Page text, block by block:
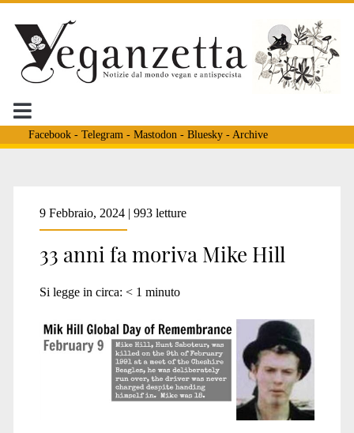
Facebook- Telegram - Mastodon - Bluesky- Archive
Tag:
<span>hunt
saboteur</span>
9 Febbraio, 2024 | 993 letture
33 anni fa moriva Mike Hill
Si legge in circa: < 1 minuto